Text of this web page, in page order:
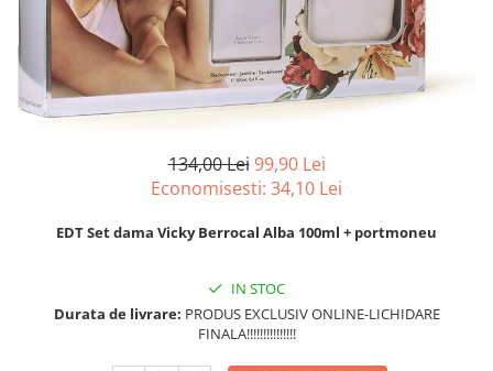
Articole si accesorii pentru baie si
zona sanitara
Accesorii pentru casa
Articole si accesorii pentru haine si
produse textile
Articole menaj BACTERIA STOP
Articole menaj ECO NATURAL si
Odorizanti pentru baie
Absorbanti de Umiditate & Rezerve
OdorBlock Neutralizatori miros
Pachete Odorizare
Dozatoare solutii igienizare si
dezinfectare maini si consumabile
Dispenser acoperitori incaltaminte
si rezerve
Rola cearceaf medical si lavete
Role hartie industriala
Bureti pentru baie si accesorii
diverse
Servetele umede
Betisoare urechi
Cosmetice pentru barbati
Vopsea de par
134,00 Lei 99,90 Lei
Economisesti: 34,10 Lei
EDT Set dama Vicky Berrocal Alba 100ml + portmoneu
IN STOC
Durata de livrare: PRODUS EXCLUSIV ONLINE-LICHIDARE
FINALA!!!!!!!!!!!!!!!